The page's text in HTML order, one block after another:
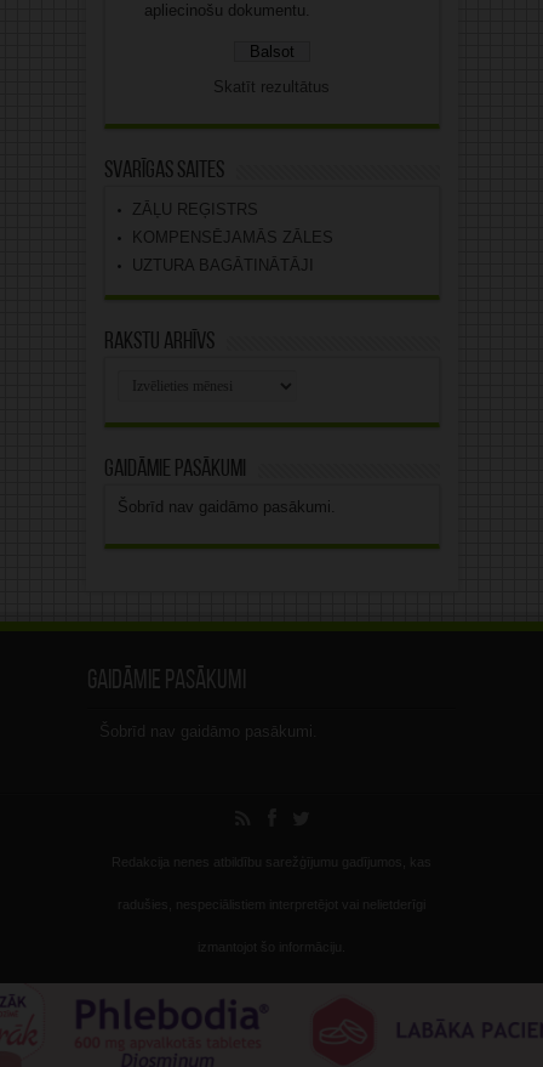
apliecinošu dokumentu.
Skatīt rezultātus
Svarīgas saites
ZĀĻU REĢISTRS
KOMPENSĒJAMĀS ZĀLES
UZTURA BAGĀTINĀTĀJI
Rakstu arhīvs
Gaidāmie pasākumi
Šobrīd nav gaidāmo pasākumi.
Gaidāmie pasākumi
Šobrīd nav gaidāmo pasākumi.
Redakcija nenes atbildību sarežģījumu gadījumos, kas